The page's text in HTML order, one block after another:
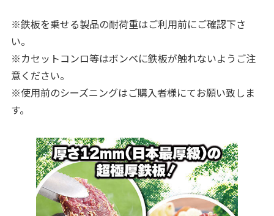
※鉄板を乗せる製品の耐荷重はご利用前にご確認下さ
い。
※カセットコンロ等はボンベに鉄板が触れないようご注
意ください。
※使用前のシーズニングはご購入者様にてお願い致しま
す。